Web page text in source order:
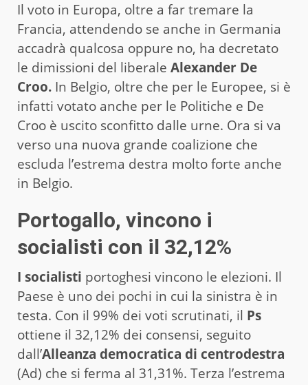
Il voto in Europa, oltre a far tremare la
Francia, attendendo se anche in Germania
accadrà qualcosa oppure no, ha decretato
le dimissioni del liberale Alexander De
Croo. In Belgio, oltre che per le Europee, si è
infatti votato anche per le Politiche e De
Croo è uscito sconfitto dalle urne. Ora si va
verso una nuova grande coalizione che
escluda l’estrema destra molto forte anche
in Belgio.
Portogallo, vincono i
socialisti con il 32,12%
I socialisti portoghesi vincono le elezioni. Il
Paese è uno dei pochi in cui la sinistra è in
testa. Con il 99% dei voti scrutinati, il Ps
ottiene il 32,12% dei consensi, seguito
dall’Alleanza democratica di centrodestra
(Ad) che si ferma al 31,31%. Terza l’estrema